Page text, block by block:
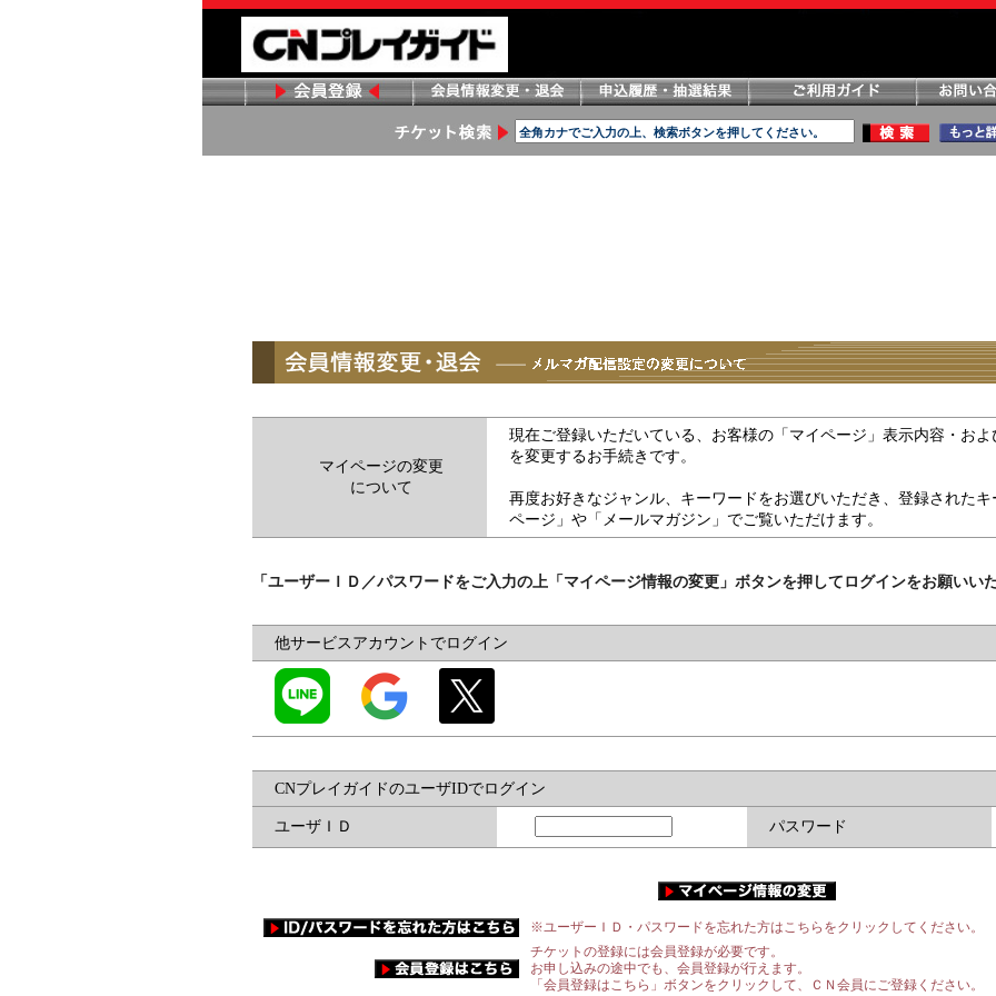
マイページの変更
について
現在ご登録いただいている、お客様の「マイページ」表示内容・お
を変更するお手続きです。
再度お好きなジャンル、キーワードをお選びいただき、登録された
ページ」や「メールマガジン」でご覧いただけます。
「ユーザーＩＤ／パスワードをご入力の上「マイページ情報の変更」ボタンを押してログインをお願いいた
他サービスアカウントでログイン
CNプレイガイドのユーザIDでログイン
ユーザＩＤ パスワード
※ユーザーＩＤ・パスワードを忘れた方はこちらをクリックしてください。
チケットの登録には会員登録が必要です。
お申し込みの途中でも、会員登録が行えます。
「会員登録はこちら」ボタンをクリックして、ＣＮ会員にご登録ください。